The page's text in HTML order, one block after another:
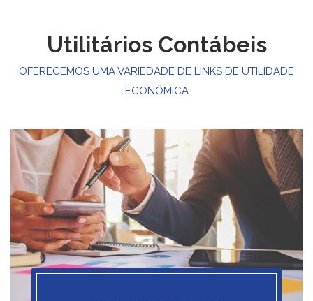
Utilitários Contábeis
OFERECEMOS UMA VARIEDADE DE LINKS DE UTILIDADE
ECONÔMICA